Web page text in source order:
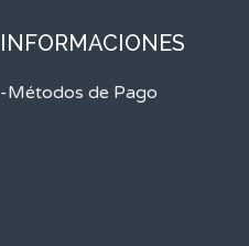
INFORMACIONES
-Métodos de Pago